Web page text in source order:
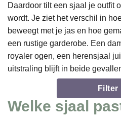
Filter
Daardoor tilt een sjaal je outfit
wordt. Je ziet het verschil in
beweegt met je jas en hoe
een rustige garderobe. Een
royaler ogen, een herensjaal
uitstraling blijft in beide
Welke sjaal